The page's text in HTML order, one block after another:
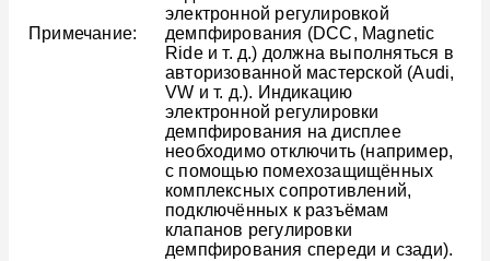
Примечание:
электронной регулировкой
демпфирования (DCC, Magnetic
Ride и т. д.) должна выполняться в
авторизованной мастерской (Audi,
VW и т. д.). Индикацию
электронной регулировки
демпфирования на дисплее
необходимо отключить (например,
с помощью помехозащищённых
комплексных сопротивлений,
подключённых к разъёмам
клапанов регулировки
демпфирования спереди и сзади).